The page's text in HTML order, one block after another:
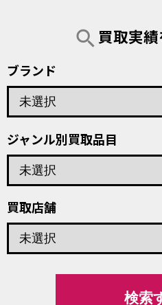
search買取実
ブランド
ジャンル別買取品目
買取店舗